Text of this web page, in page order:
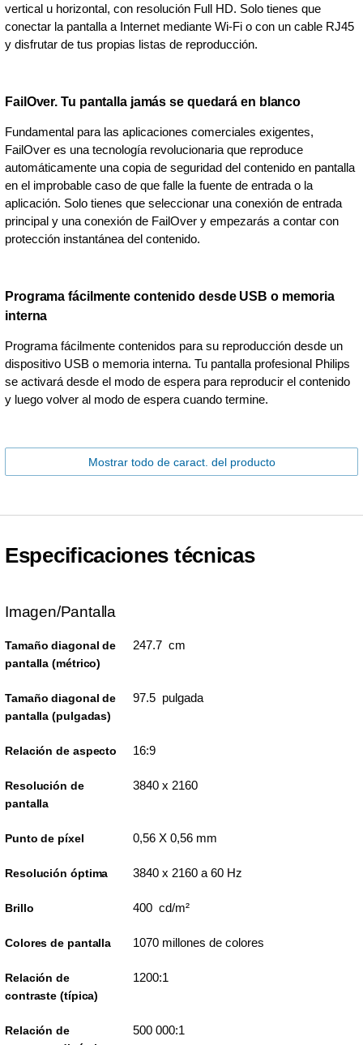
vertical u horizontal, con resolución Full HD. Solo tienes que
conectar la pantalla a Internet mediante Wi-Fi o con un cable RJ45
y disfrutar de tus propias listas de reproducción.
FailOver. Tu pantalla jamás se quedará en blanco
Fundamental para las aplicaciones comerciales exigentes,
FailOver es una tecnología revolucionaria que reproduce
automáticamente una copia de seguridad del contenido en pantalla
en el improbable caso de que falle la fuente de entrada o la
aplicación. Solo tienes que seleccionar una conexión de entrada
principal y una conexión de FailOver y empezarás a contar con
protección instantánea del contenido.
Programa fácilmente contenido desde USB o memoria
interna
Programa fácilmente contenidos para su reproducción desde un
dispositivo USB o memoria interna. Tu pantalla profesional Philips
se activará desde el modo de espera para reproducir el contenido
y luego volver al modo de espera cuando termine.
Mostrar todo de caract. del producto
Especificaciones técnicas
Imagen/Pantalla
Tamaño diagonal de
pantalla (métrico)
247.7 cm
Tamaño diagonal de
pantalla (pulgadas)
97.5 pulgada
Relación de aspecto 16:9
Resolución de
pantalla
3840 x 2160
Punto de píxel 0,56 X 0,56 mm
Resolución óptima 3840 x 2160 a 60 Hz
Brillo 400 cd/m²
Colores de pantalla 1070 millones de colores
Relación de
contraste (típica)
1200:1
Relación de
500 000:1